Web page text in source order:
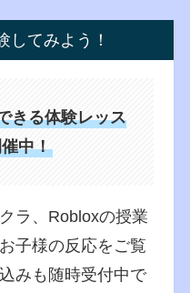
してみよう！
きる体験レッス
中！
ラ、Robloxの授業
子様の反応をご覧
みも随時受付中で